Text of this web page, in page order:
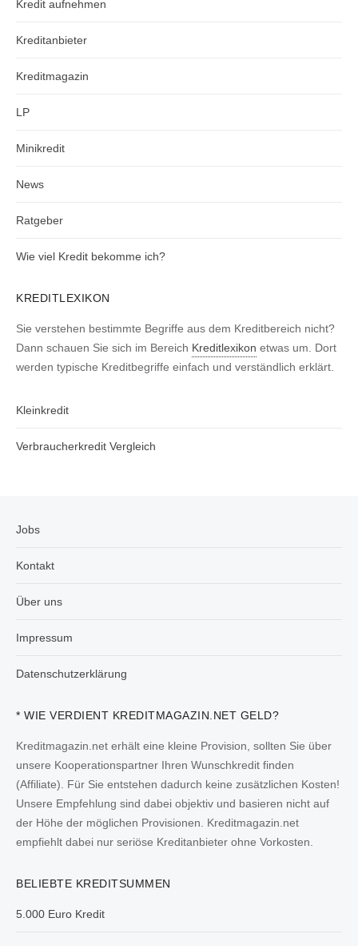
Kredit aufnehmen
Kreditanbieter
Kreditmagazin
LP
Minikredit
News
Ratgeber
Wie viel Kredit bekomme ich?
KREDITLEXIKON
Sie verstehen bestimmte Begriffe aus dem Kreditbereich nicht?
Dann schauen Sie sich im Bereich Kreditlexikon etwas um. Dort
werden typische Kreditbegriffe einfach und verständlich erklärt.
Kleinkredit
Verbraucherkredit Vergleich
Jobs
Kontakt
Über uns
Impressum
Datenschutzerklärung
* WIE VERDIENT KREDITMAGAZIN.NET GELD?
Kreditmagazin.net erhält eine kleine Provision, sollten Sie über
unsere Kooperationspartner Ihren Wunschkredit finden
(Affiliate). Für Sie entstehen dadurch keine zusätzlichen Kosten!
Unsere Empfehlung sind dabei objektiv und basieren nicht auf
der Höhe der möglichen Provisionen. Kreditmagazin.net
empfiehlt dabei nur seriöse Kreditanbieter ohne Vorkosten.
BELIEBTE KREDITSUMMEN
5.000 Euro Kredit